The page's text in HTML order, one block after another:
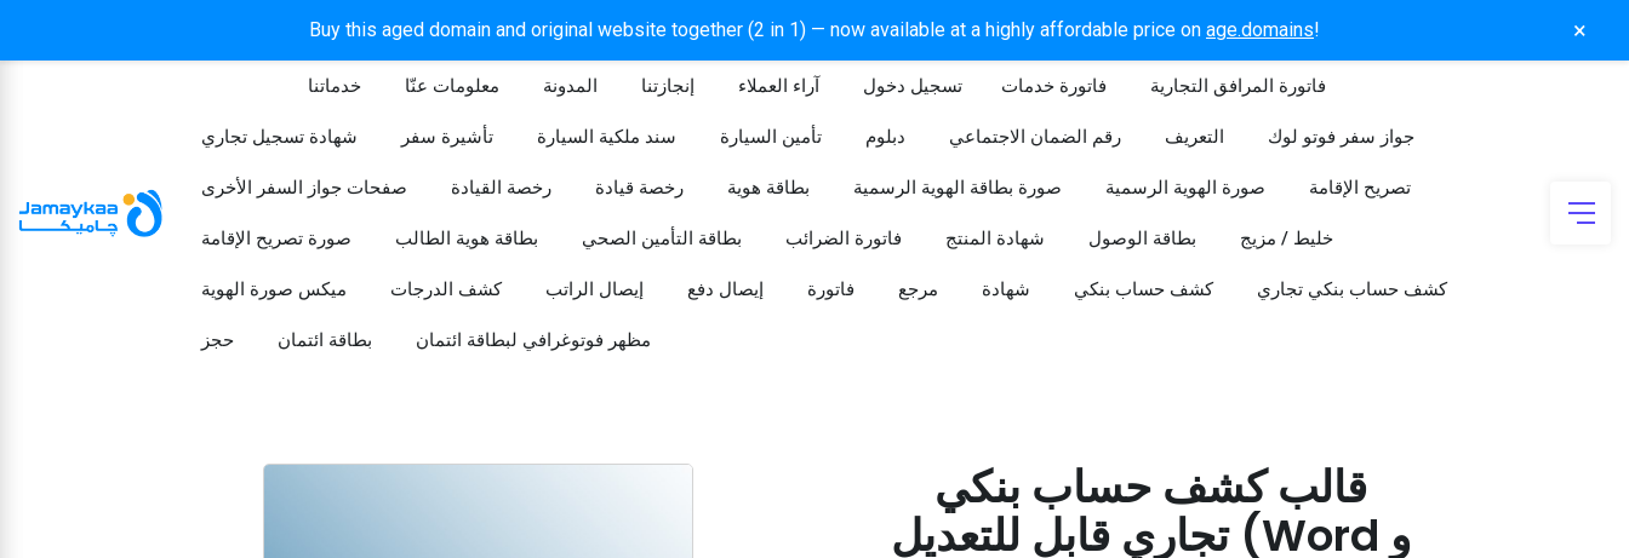
Buy this aged domain and original website together (2 in 1) — now available at a highly affordable price on age.domains! ×
خدماتنا معلومات عنّا المدونة إنجازتنا آراء العملاء تسجيل دخول​ فاتورة خدمات فاتورة المرافق التجارية
شهادة تسجيل تجاري تأشيرة سفر سند ملكية السيارة تأمين السيارة دبلوم رقم الضمان الاجتماعي التعريف جواز سفر فوتو لوك
صفحات جواز السفر الأخرى رخصة القيادة رخصة قيادة بطاقة هوية صورة بطاقة الهوية الرسمية صورة الهوية الرسمية تصريح الإقامة
صورة تصريح الإقامة بطاقة هوية الطالب بطاقة التأمين الصحي فاتورة الضرائب شهادة المنتج بطاقة الوصول خليط / مزيج
ميكس صورة الهوية كشف الدرجات إيصال الراتب إيصال دفع فاتورة مرجع شهادة كشف حساب بنكي كشف حساب بنكي تجاري
حجز بطاقة ائتمان مظهر فوتوغرافي لبطاقة ائتمان
قالب كشف حساب بنكي
تجاري قابل للتعديل (Word و